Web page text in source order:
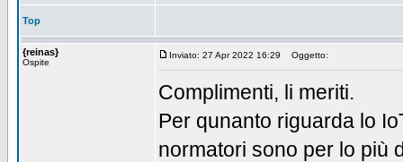
Top
{reinas}
Ospite
Inviato: 27 Apr 2022 16:29 Oggetto:
Complimenti, li meriti.
Per qunanto riguarda lo
normatori sono per lo più